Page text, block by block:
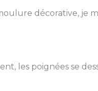
décorative, je
les poignées se